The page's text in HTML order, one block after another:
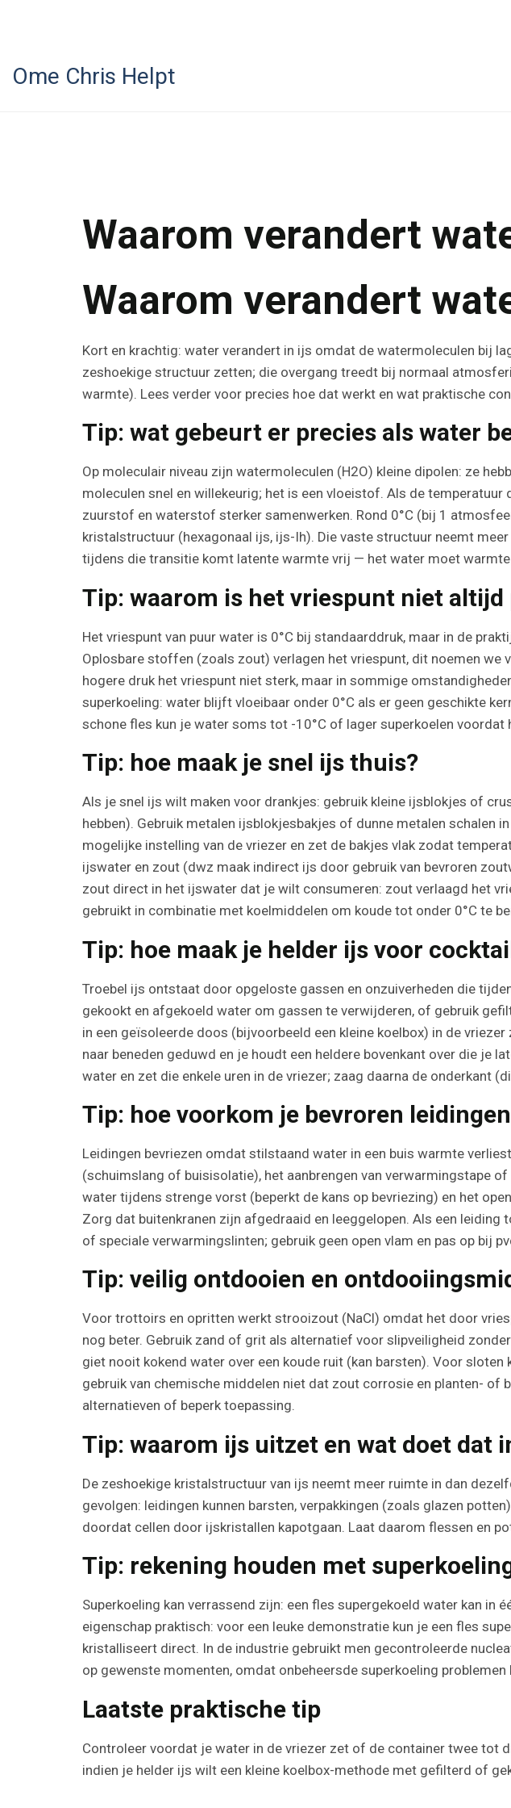
Ome Chris Helpt
Waarom verandert
Waarom verandert
Kort en krachtig: water verandert in ijs omdat de watermoleculen bij
zeshoekige structuur zetten; die overgang treedt bij normaal
warmte). Lees verder voor precies hoe dat werkt en wat praktische
Tip: wat gebeurt er precies als water
Op moleculair niveau zijn watermoleculen (H2O) kleine dipolen: ze
moleculen snel en willekeurig; het is een vloeistof. Als de
zuurstof en waterstof sterker samenwerken. Rond 0°C (bij 1
kristalstructuur (hexagonaal ijs, ijs-Ih). Die vaste structuur neemt
tijdens die transitie komt latente warmte vrij — het water moet warmte
Tip: waarom is het vriespunt niet altijd
Het vriespunt van puur water is 0°C bij standaarddruk, maar in de
Oplosbare stoffen (zoals zout) verlagen het vriespunt, dit noemen we
hogere druk het vriespunt niet sterk, maar in sommige
superkoeling: water blijft vloeibaar onder 0°C als er geen geschikte
schone fles kun je water soms tot -10°C of lager superkoelen voordat
Tip: hoe maak je snel ijs thuis?
Als je snel ijs wilt maken voor drankjes: gebruik kleine ijsblokjes of
hebben). Gebruik metalen ijsblokjesbakjes of dunne metalen schalen
mogelijke instelling van de vriezer en zet de bakjes vlak zodat
ijswater en zout (dwz maak indirect ijs door gebruik van bevroren
zout direct in het ijswater dat je wilt consumeren: zout verlaagd het
gebruikt in combinatie met koelmiddelen om koude tot onder 0°C te
Tip: hoe maak je helder ijs voor
Troebel ijs ontstaat door opgeloste gassen en onzuiverheden die
gekookt en afgekoeld water om gassen te verwijderen, of gebruik
in een geïsoleerde doos (bijvoorbeeld een kleine koelbox) in de
naar beneden geduwd en je houdt een heldere bovenkant over die je
water en zet die enkele uren in de vriezer; zaag daarna de onderkant
Tip: hoe voorkom je bevroren
Leidingen bevriezen omdat stilstaand water in een buis warmte
(schuimslang of buisisolatie), het aanbrengen van verwarmingstape
water tijdens strenge vorst (beperkt de kans op bevriezing) en het
Zorg dat buitenkranen zijn afgedraaid en leeggelopen. Als een
of speciale verwarmingslinten; gebruik geen open vlam en pas op bij
Tip: veilig ontdooien en
Voor trottoirs en opritten werkt strooizout (NaCl) omdat het door
nog beter. Gebruik zand of grit als alternatief voor slipveiligheid
giet nooit kokend water over een koude ruit (kan barsten). Voor
gebruik van chemische middelen niet dat zout corrosie en planten-
alternatieven of beperk toepassing.
Tip: waarom ijs uitzet en wat doet dat
De zeshoekige kristalstructuur van ijs neemt meer ruimte in dan
gevolgen: leidingen kunnen barsten, verpakkingen (zoals glazen
doordat cellen door ijskristallen kapotgaan. Laat daarom flessen en
Tip: rekening houden met
Superkoeling kan verrassend zijn: een fles supergekoeld water kan in
eigenschap praktisch: voor een leuke demonstratie kun je een fles
kristalliseert direct. In de industrie gebruikt men gecontroleerde
op gewenste momenten, omdat onbeheersde superkoeling
Laatste praktische tip
Controleer voordat je water in de vriezer zet of de container twee
indien je helder ijs wilt een kleine koelbox-methode met gefilterd of